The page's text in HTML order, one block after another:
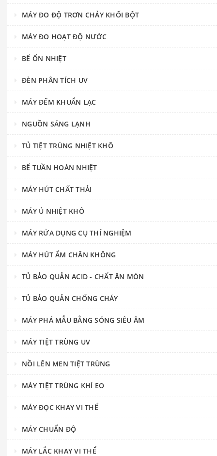
MÁY ĐO ĐỘ TRƠN CHẢY KHỐI BỘT
MÁY ĐO HOẠT ĐỘ NƯỚC
BỂ ỔN NHIỆT
ĐÈN PHÂN TÍCH UV
MÁY ĐẾM KHUẨN LẠC
NGUỒN SÁNG LẠNH
TỦ TIỆT TRÙNG NHIỆT KHÔ
BỂ TUẦN HOÀN NHIỆT
MÁY HÚT CHẤT THẢI
MÁY Ủ NHIỆT KHÔ
MÁY RỬA DỤNG CỤ THÍ NGHIỆM
MÁY HÚT ẨM CHÂN KHÔNG
TỦ BẢO QUẢN ACID - CHẤT ĂN MÒN
TỦ BẢO QUẢN CHỐNG CHÁY
MÁY PHÁ MẪU BẰNG SÓNG SIÊU ÂM
MÁY TIỆT TRÙNG UV
NỒI LÊN MEN TIỆT TRÙNG
MÁY TIỆT TRÙNG KHÍ EO
MÁY ĐỌC KHAY VI THỂ
MÁY CHUẨN ĐỘ
MÁY LẮC KHAY VI THỂ